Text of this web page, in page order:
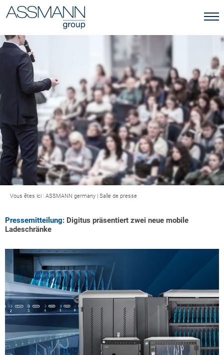
Vous êtes ici : ASSMANN germany | Salle de presse
Pressemitteilung: Digitus präsentiert zwei neue mobile
Ladeschränke